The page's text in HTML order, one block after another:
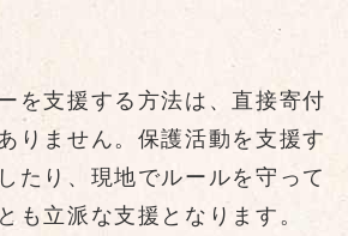
を支援する方法は、直接寄付
りません。保護活動を支援す
たり、現地でルールを守って
も立派な支援となります。